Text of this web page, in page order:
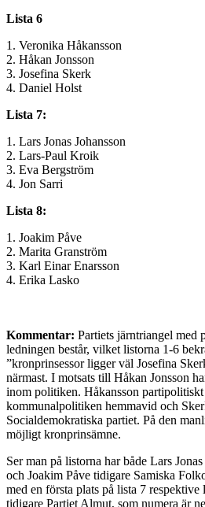
Lista 6
1. Veronika Håkansson
2. Håkan Jonsson
3. Josefina Skerk
4. Daniel Holst
Lista 7:
1. Lars Jonas Johansson
2. Lars-Paul Kroik
3. Eva Bergström
4. Jon Sarri
Lista 8:
1. Joakim Påve
2. Marita Granström
3. Karl Einar Enarsson
4. Erika Lasko
Kommentar: Partiets järntriangel med
ledningen består, vilket listorna 1-6
”kronprinsessor ligger väl Josefina
närmast. I motsats till Håkan Jonsson
inom politiken. Håkansson partipolitiskt
kommunalpolitiken hemmavid och
Socialdemokratiska partiet. På den
möjligt kronprinsämne.
Ser man på listorna har både Lars
och Joakim Påve tidigare Samiska
med en första plats på lista 7
tidigare Partiet Almut, som numera är